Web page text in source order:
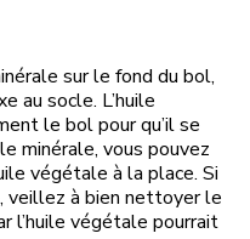
sur le fond du bol,
au socle. L’huile
le bol pour qu’il se
minérale, vous pouvez
végétale à la place. Si
veillez à bien nettoyer le
l’huile végétale pourrait